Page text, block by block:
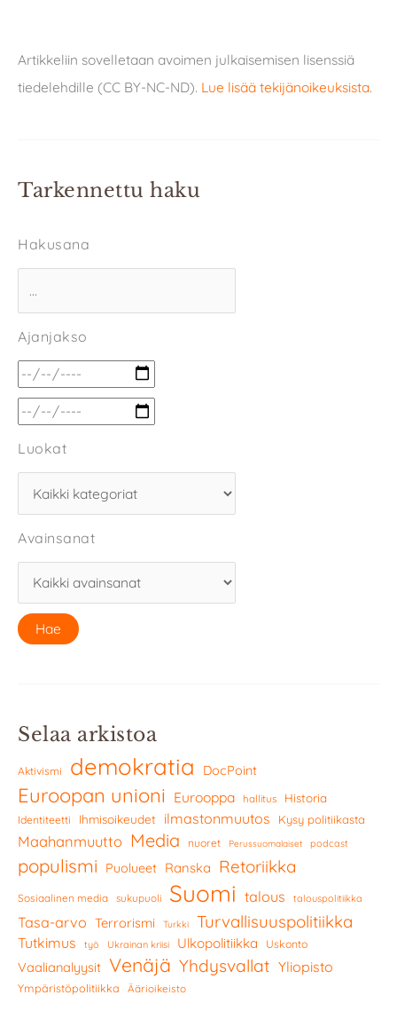
Artikkeliin sovelletaan avoimen julkaisemisen lisenssiä
tiedelehdille (CC BY-NC-ND). Lue lisää tekijänoikeuksista.
Tarkennettu haku
Hakusana
Ajanjakso
Luokat
Avainsanat
Selaa arkistoa
Aktivismi demokratia DocPoint
Euroopan unioni Eurooppa hallitus Historia
Identiteetti Ihmisoikeudet ilmastonmuutos Kysy politiikasta
Maahanmuutto Media nuoret Perussuomalaiset podcast
populismi Puolueet Ranska Retoriikka
Sosiaalinen media sukupuoli Suomi talous talouspolitiikka
Tasa-arvo Terrorismi Turkki Turvallisuuspolitiikka
Tutkimus työ Ukrainan kriisi Ulkopolitiikka Uskonto
Vaalianalyysit Venäjä Yhdysvallat Yliopisto
Ympäristöpolitiikka Äärioikeisto